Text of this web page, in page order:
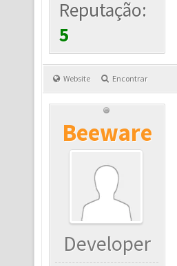
Reputação:
5
Website Encontrar
Beeware
Developer